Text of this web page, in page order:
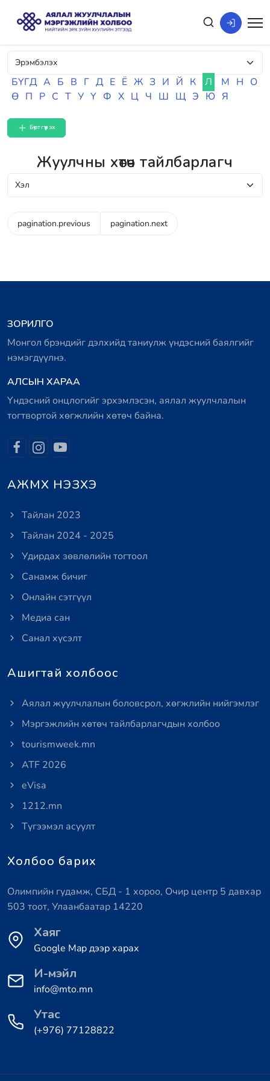
БҮГД А Б В Г Д Е Ё Ж З И Й К Л М Н О
Ө П Р С Т У Ү Ф Х Ц Ч Ш Щ Э Ю Я
Бүртгүүлэх
Жуулчны хөтөч тайлбарлагч
pagination.previous pagination.next
ЗОРИЛГО
Монгол брэндийг дэлхийд таниулж үндэсний баялгийг
нэмэгдүүлнэ.
АЛСЫН ХАРАА
Үндэсний онцлогийг эрхэмлэсэн, аялал жуулчлалын
тогтвортой хөгжлийн хөтөч байна.
АЖМХ НЭЗХЭ
Тайлан 2023
Тайлан 2024 - 2025
Удирдах зөвлөлийн тогтоол
Санамж бичиг
Онлайн сэтгүүл
Медиа сан
Санал хүсэлт
Ашигтай холбоос
Аялал жуулчлалын боловсрол, хөгжлийн нийгэмлэг
Мэргэжлийн хөтөч тайлбарлагчдын холбоо
tourismweek.mn
ATF 2026
eVisa
1212.mn
Түгээмэл асуулт
Холбоо барих
Олимпийн гудамж, СБД - 1 хороо, Очир центр 5 давхар
503 тоот, Улаанбаатар 14220
Хаяг
Google Map дээр харах
И-мэйл
info@mto.mn
Утас
(+976) 77128822